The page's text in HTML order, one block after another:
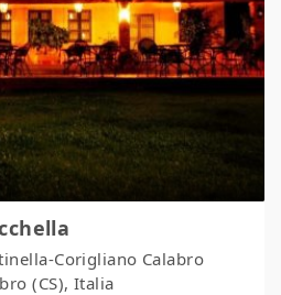
Corigliano Calabro
(CS), Italia